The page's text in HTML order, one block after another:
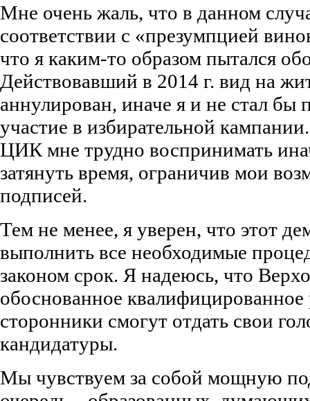
Мне очень жаль, что в данном
соответствии с «презумпцией
что я каким-то образом пытался
Действовавший в 2014 г. вид на
аннулирован, иначе я и не стал бы
участие в избирательной
ЦИК мне трудно воспринимать
затянуть время, ограничив мои
подписей.
Тем не менее, я уверен, что этот
выполнить все необходимые
законом срок. Я надеюсь, что
обоснованное
сторонники смогут отдать свои
кандидатуры.
Мы чувствуем за собой мощную